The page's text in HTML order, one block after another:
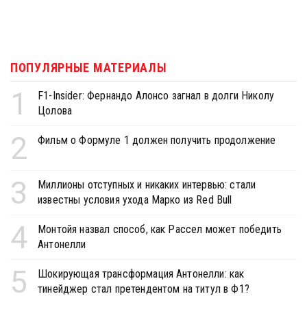
ПОПУЛЯРНЫЕ МАТЕРИАЛЫ
1
F1-Insider: Фернандо Алонсо загнал в долги Николу
Цолова
2 Фильм о Формуле 1 должен получить продолжение
3
Миллионы отступных и никаких интервью: стали
известны условия ухода Марко из Red Bull
4
Монтойя назвал способ, как Рассел может победить
Антонелли
5
Шокирующая трансформация Антонелли: как
тинейджер стал претендентом на титул в Ф1?